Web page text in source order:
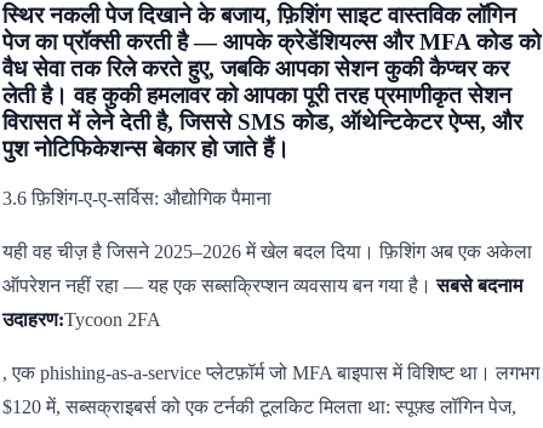
स्थिर नकली पेज दिखाने के बजाय, फ़िशिंग साइट वास्तविक लॉगिन
पेज का प्रॉक्सी करती है — आपके क्रेडेंशियल्स और MFA कोड को
वैध सेवा तक रिले करते हुए, जबकि आपका सेशन कुकी कैप्चर कर
लेती है। वह कुकी हमलावर को आपका पूरी तरह प्रमाणीकृत सेशन
विरासत में लेने देती है, जिससे SMS कोड, ऑथेन्टिकेटर ऐप्स, और
पुश नोटिफिकेशन्स बेकार हो जाते हैं।
3.6 फ़िशिंग-ए-ए-सर्विस: औद्योगिक पैमाना
यही वह चीज़ है जिसने 2025–2026 में खेल बदल दिया। फ़िशिंग अब एक अकेला
ऑपरेशन नहीं रहा — यह एक सब्सक्रिप्शन व्यवसाय बन गया है।सबसे बदनाम
उदाहरण:Tycoon 2FA
, एक phishing-as-a-service प्लेटफ़ॉर्म जो MFA बाइपास में विशिष्ट था। लगभग
$120 में, सब्सक्राइबर्स को एक टर्नकी टूलकिट मिलता था: स्पूफ़्ड लॉगिन पेज,